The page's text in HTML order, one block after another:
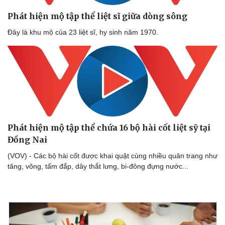
Phát hiện mộ tập thể liệt sĩ giữa dòng sông
Đây là khu mộ của 23 liệt sĩ, hy sinh năm 1970.
Phát hiện mộ tập thể chứa 16 bộ hài cốt liệt sỹ tại
Đồng Nai
(VOV) - Các bộ hài cốt được khai quật cùng nhiều quân trang như
tăng, võng, tấm đắp, dây thắt lưng, bi-đông đựng nước...